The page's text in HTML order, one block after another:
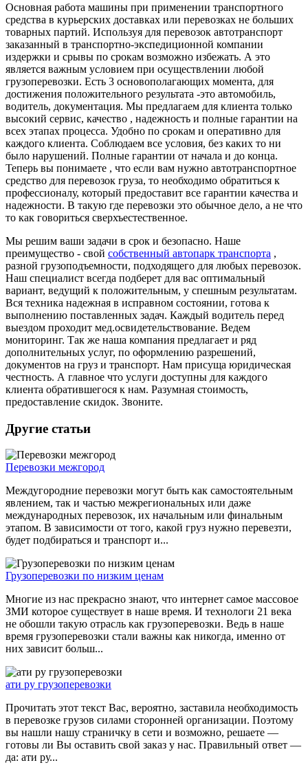
Основная работа машины при применении транспортного
средства в курьерских доставках или перевозках не больших
товарных партий. Используя для перевозок автотранспорт
заказанный в транспортно-экспедиционной компании
издержки и срывы по срокам возможно избежать. А это
является важным условием при осуществлении любой
грузоперевозки. Есть 3 основополагающих момента, для
достижения положительного результата -это автомобиль,
водитель, документация. Мы предлагаем для клиента только
высокий сервис, качество , надежность и полные гарантии на
всех этапах процесса. Удобно по срокам и оперативно для
каждого клиента. Соблюдаем все условия, без каких то ни
было нарушений. Полные гарантии от начала и до конца.
Теперь вы понимаете , что если вам нужно автотранспортное
средство для перевозок груза, то необходимо обратиться к
профессионалу, который предоставит все гарантии качества и
надежности. В такую где перевозки это обычное дело, а не что
то как говориться сверхъестественное.
Мы решим ваши задачи в срок и безопасно. Наше
преимущество - свой собственный автопарк транспорта ,
разной грузоподъемности, подходящего для любых перевозок.
Наш специалист всегда подберет для вас оптимальный
вариант, ведущий к положительным, у спешным результатам.
Вся техника надежная в исправном состоянии, готова к
выполнению поставленных задач. Каждый водитель перед
выездом проходит мед.освидетельствование. Ведем
мониторинг. Так же наша компания предлагает и ряд
дополнительных услуг, по оформлению разрешений,
документов на груз и транспорт. Нам присуща юридическая
честность. А главное что услуги доступны для каждого
клиента обратившегося к нам. Разумная стоимость,
предоставление скидок. Звоните.
Другие статьи
Перевозки межгород
Междугородние перевозки могут быть как самостоятельным
явлением, так и частью межрегиональных или даже
международных перевозок, их начальным или финальным
этапом. В зависимости от того, какой груз нужно перевезти,
будет подбираться и транспорт и...
Грузоперевозки по низким ценам
Многие из нас прекрасно знают, что интернет самое массовое
ЗМИ которое существует в наше время. И технологи 21 века
не обошли такую отрасль как грузоперевозки. Ведь в наше
время грузоперевозки стали важны как никогда, именно от
них зависит больш...
ати ру грузоперевозки
Прочитать этот текст Вас, вероятно, заставила необходимость
в перевозке грузов силами сторонней организации. Поэтому
вы нашли нашу страничку в сети и возможно, решаете —
готовы ли Вы оставить свой заказ у нас. Правильный ответ —
да: ати ру...